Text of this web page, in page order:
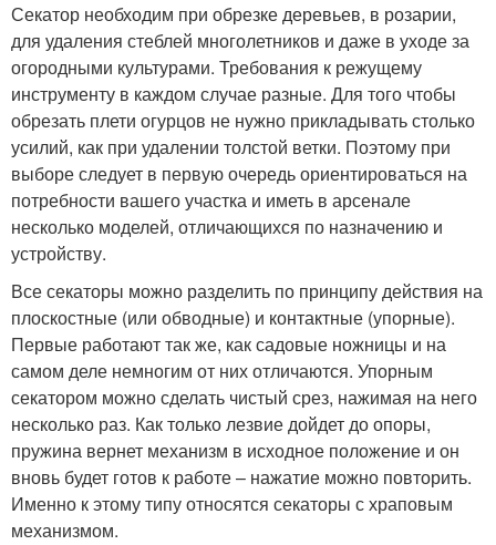
Секатор необходим при обрезке деревьев, в розарии,
для удаления стеблей многолетников и даже в уходе за
огородными культурами. Требования к режущему
инструменту в каждом случае разные. Для того чтобы
обрезать плети огурцов не нужно прикладывать столько
усилий, как при удалении толстой ветки. Поэтому при
выборе следует в первую очередь ориентироваться на
потребности вашего участка и иметь в арсенале
несколько моделей, отличающихся по назначению и
устройству.
Все секаторы можно разделить по принципу действия на
плоскостные (или обводные) и контактные (упорные).
Первые работают так же, как садовые ножницы и на
самом деле немногим от них отличаются. Упорным
секатором можно сделать чистый срез, нажимая на него
несколько раз. Как только лезвие дойдет до опоры,
пружина вернет механизм в исходное положение и он
вновь будет готов к работе – нажатие можно повторить.
Именно к этому типу относятся секаторы с храповым
механизмом.